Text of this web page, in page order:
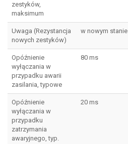
zestyków,
maksimum
Uwaga (Rezystancja
nowych zestyków)
w nowym stanie
Opóźnienie
wyłączania w
przypadku awarii
zasilania, typowe
80 ms
Opóźnienie
wyłączania w
przypadku
zatrzymania
awaryjnego, typ.
20 ms